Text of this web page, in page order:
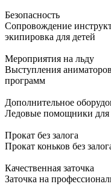
Безопасность
Сопровождение
экипировка для детей
Мероприятия на льду
Выступления
программ
Дополнительное
Ледовые помощники для
Прокат без залога
Прокат коньков без
Качественная заточка
Заточка на